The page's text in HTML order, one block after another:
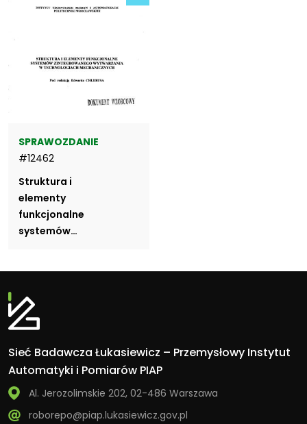
SPRAWOZDANIE
#12462
Struktura i
elementy
funkcjonalne
systemów…
Sieć Badawcza Łukasiewicz – Przemysłowy Instytut
Automatyki i Pomiarów PIAP
Al. Jerozolimskie 202, 02-486 Warszawa
roborepo@piap.lukasiewicz.gov.pl